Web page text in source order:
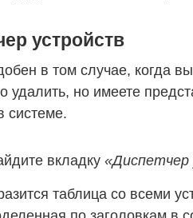
устройств
в том случае, когда
удалить, но имеете
системе.
вкладку
таблица со всеми